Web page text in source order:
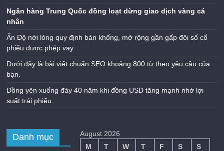
Ngân hàng Trung Quốc đồng loạt dừng giao dịch vàng cá
nhân
Ấn Độ nới lỏng quy định bán khống, mở rộng gần gấp đôi số cổ
phiếu được phép vay
Dưới đây là bài viết chuẩn SEO khoảng 800 từ theo yêu cầu của
bạn.
Đồng yên xuống đáy 40 năm khi đồng USD tăng mạnh nhờ lợi
suất trái phiếu
Danh mục
August 2026
M
T W T F S
S